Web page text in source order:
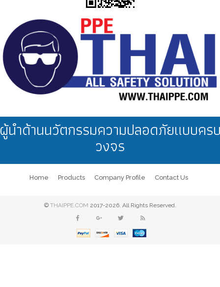
นำด้านนวัตกรรมความปลอดภัยแบบคร
วงจร
Home Products Company Profile Contact Us
© THAIPPE.COM 2017-2026. All Rights Reserved.